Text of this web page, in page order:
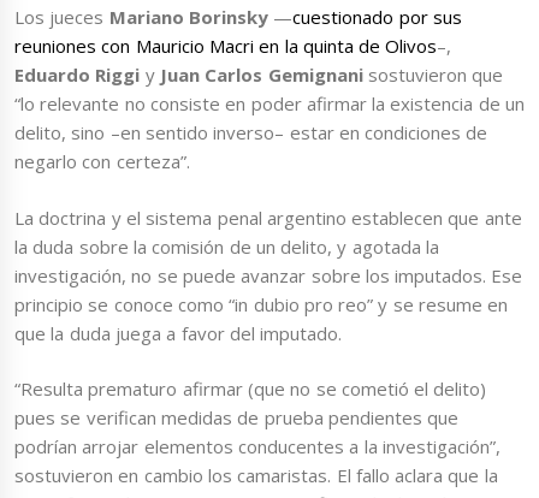
Los jueces Mariano Borinsky—cuestionado por sus
reuniones con Mauricio Macri en la quinta de Olivos–,
Eduardo Riggi y Juan Carlos Gemignanisostuvieron que
“lo relevante no consiste en poder afirmar la existencia de un
delito, sino –en sentido inverso– estar en condiciones de
negarlo con certeza”.
La doctrina y el sistema penal argentino establecen que ante
la duda sobre la comisión de un delito, y agotada la
investigación, no se puede avanzar sobre los imputados. Ese
principio se conoce como “in dubio pro reo” y se resume en
que la duda juega a favor del imputado.
“Resulta prematuro afirmar (que no se cometió el delito)
pues se verifican medidas de prueba pendientes que
podrían arrojar elementos conducentes a la investigación”,
sostuvieron en cambio los camaristas. El fallo aclara que la